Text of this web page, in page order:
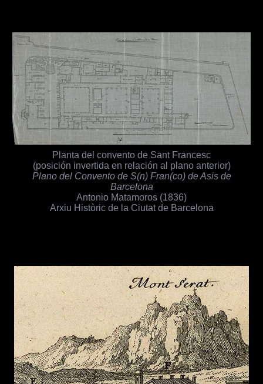
Planta del convento de Sant Francesc
(posición invertida en relación al plano anterior)
Plano del Convento de S(n) Fran(co) de Asis de
Barcelona
Antonio Matamoros (1836)
Arxiu Històric de la Ciutat de Barcelona